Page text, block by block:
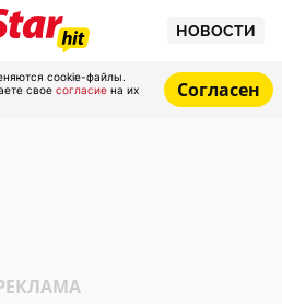
НОВОСТИ
cookie-файлы.
свое согласие на их
Согласен